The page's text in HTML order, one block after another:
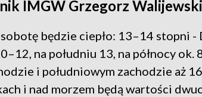
IMGW Grzegorz
sobotę będzie ciepło: 13–14 stopni
na południu 13, na północy
i południowym zachodzie aż
i nad morzem będą wartości